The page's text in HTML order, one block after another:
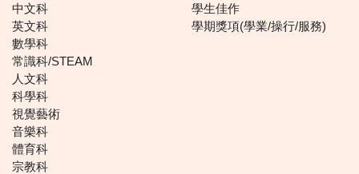
中文科
英文科
數學科
常識科/STEAM
人文科
科學科
視覺藝術
音樂科
體育科
宗教科
學生佳作
學期獎項(學業/操行/服務)